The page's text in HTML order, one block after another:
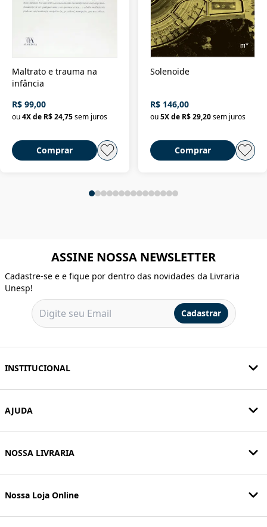
Maltrato e trauma na
infância
R$ 99,00
ou4X de R$ 24,75sem juros
Comprar
Solenoide
R$ 146,00
ou 5X de R$ 29,20 sem juros
Comprar
ASSINE NOSSA NEWSLETTER
Cadastre-se e e fique por dentro das novidades da Livraria
Unesp!
Cadastrar
INSTITUCIONAL
AJUDA
NOSSA LIVRARIA
Nossa Loja Online